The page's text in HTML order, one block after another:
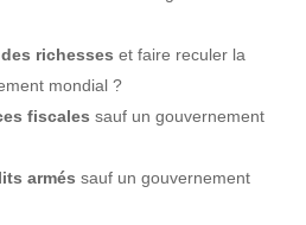
richesses et faire reculer la
mondial ?
fiscales sauf un gouvernement
armés sauf un gouvernement